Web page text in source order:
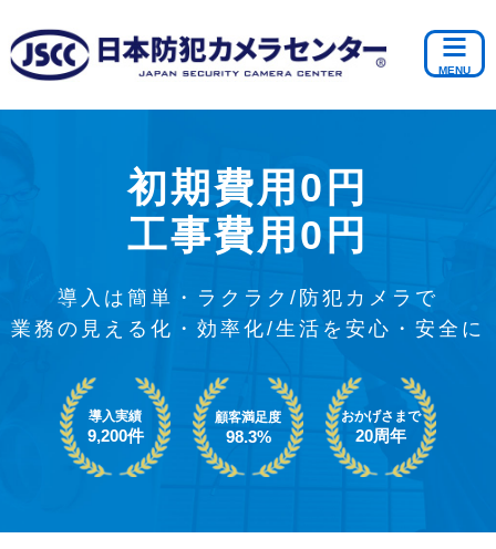
初期費用0円
工事費用0円
導入は簡単・ラクラク/防犯カメラで
業務の見える化・効率化/生活を安心・安全に
導入実績
9,200件
顧客満足度
98.3%
おかげさまで
20周年